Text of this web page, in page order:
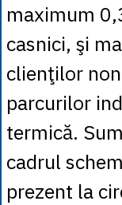
maximum
casnici, şi
clienţilor
parcurilor
termică.
cadrul
prezent la